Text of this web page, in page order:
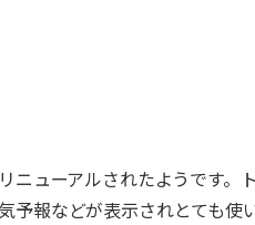
ューアルされたようです。
予報などが表示されとても使